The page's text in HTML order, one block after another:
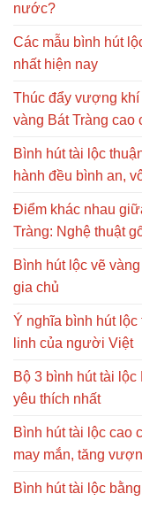
nước?
Các mẫu bình hút
nhất hiện nay
Thúc đẩy vượng khí
vàng Bát Tràng cao
Bình hút tài lộc
hành đều bình an,
Điểm khác nhau
Tràng: Nghệ thuật
Bình hút lộc vẽ
gia chủ
Ý nghĩa bình hút
linh của người Việt
Bộ 3 bình hút tài
yêu thích nhất
Bình hút tài lộc cao
may mắn, tăng
Bình hút tài lộc